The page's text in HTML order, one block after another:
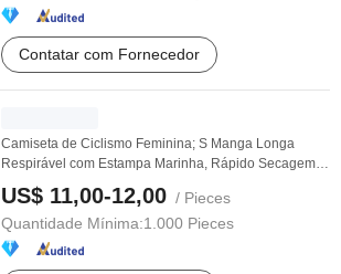
Contatar com Fornecedor
Camiseta de Ciclismo Feminina; S Manga Longa
Respirável com Estampa Marinha, Rápido Secagem,
Malha, ...
US$ 11,00-12,00 / Pieces
Quantidade Mínima:1.000 Pieces